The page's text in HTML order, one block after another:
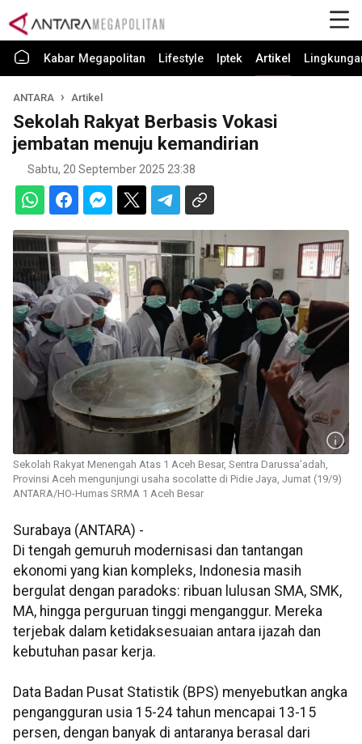
Kabar Megapolitan Lifestyle Iptek Artikel
ANTARA Artikel
Sekolah Rakyat Berbasis Vokasi
jembatan menuju kemandirian
Sabtu, 20 September 2025 23:38
Sekolah Rakyat Menengah Atas 1 Aceh Besar, Sentra Darussa’adah,
Provinsi Aceh mengunjungi usaha socolatte di Pidie Jaya, Jumat (19/9)
ANTARA/HO-Humas SRMA 1 Aceh Besar
Surabaya (ANTARA) -
Di tengah gemuruh modernisasi dan tantangan
ekonomi yang kian kompleks, Indonesia masih
bergulat dengan paradoks: ribuan lulusan SMA, SMK,
MA, hingga perguruan tinggi menganggur. Mereka
terjebak dalam ketidaksesuaian antara ijazah dan
kebutuhan pasar kerja.
Data Badan Pusat Statistik (BPS) menyebutkan angka
pengangguran usia 15-24 tahun mencapai 13-15
persen, dengan banyak di antaranya berasal dari